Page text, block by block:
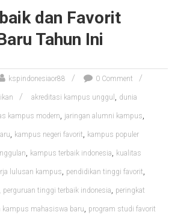
dan Favorit
Tahun Ini
kspindonesiaor88 0 Comment
akreditasi kampus unggul , dunia
kampus modern, jaringan alumni kampus,
, kampus negeri favorit, kampus populer
, kampus terbaik indonesia, kualitas
lulusan kampus, pendidikan tinggi favorit,
perguruan tinggi terbaik indonesia, peringkat
kampus mahasiswa baru, program studi favorit